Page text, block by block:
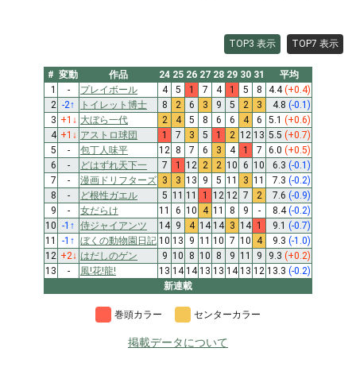
TOP3 表示 TOP7 表示
# 変動 作品 24 25 26 27 28 29 30 31
平均
1
- プレイボール 4 5 1 7 4 1 5 8 4.4(+0.4)
2 -2↑ トイレット博士 8 2 6 3 9 5 2 3 4.8 (-0.1)
3 +1 ↓ 大ぼら一代 2 4 5 8 6 6 4 6 5.1 (+0.6)
4 +1 ↓ アストロ球団 1 7 3 5 1 2 12 13 5.5 (+0.7)
5
- 包丁人味平 12 8 7 6 3 4 1 7 6.0 (+0.5)
6
- どはずれ天下一 7 1 12 2 2 10 6 10 6.3 (-0.1)
7
- 漫画ドリフターズ 3 3 13 9 5 11 3 11 7.3 (-0.2)
8
- ど根性ガエル 5 11 11 1 12 12 7 2 7.6 (-0.9)
9
- 女だらけ 11 6 10 4 11 8 9 - 8.4(-0.2)
10 -1 ↑ 侍ジャイアンツ 14 9 4 14 14 3 14 1 9.1 (-0.7)
11
-1 ↑ ぼくの動物園日記 10 13 9 11 10 7 10 4 9.3 (-1.0)
12 +2↓ はだしのゲン 9 10 8 10 8 9 11 9 9.3 (+0.2)
13
- 風!花!龍! 13 14 14 13 13 14 13 12 13.3 (-0.2)
新連載
巻頭カラー センターカラー
掲載データについて